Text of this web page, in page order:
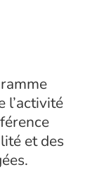
l’activité
et des